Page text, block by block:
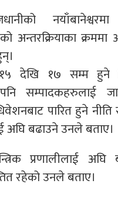
अन्तरक्रियाका
देखि १७ सम्म हुने
सम्पादकहरुलाई
पारित हुने नीति
अघि बढाउने उनले बताए।
प्रणालीलाई अघि
रहेको उनले बताए।